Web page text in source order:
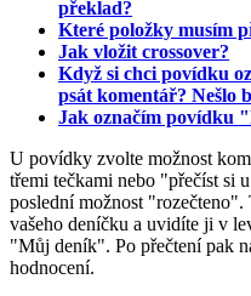
překlad?
Které položky musím
Jak vložit crossover?
Když si chci povídku
psát komentář? Nešlo
Jak označím povídku
U povídky zvolte možnost
třemi tečkami nebo "přečíst si
poslední možnost
vašeho deníčku a uvidíte ji v
"Můj deník". Po přečtení pak
hodnocení.